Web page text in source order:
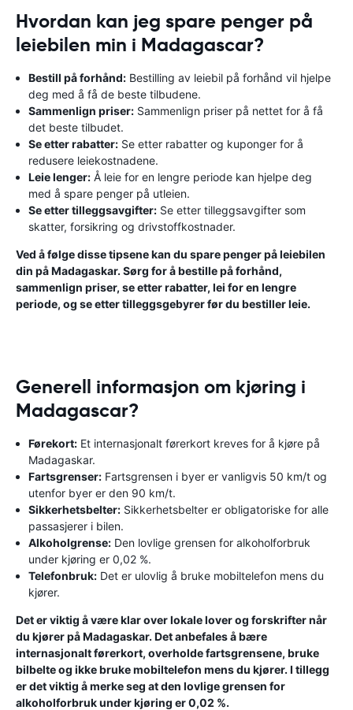
Hvordan kan jeg spare penger på
leiebilen min i Madagascar?
Bestill på forhånd: Bestilling av leiebil på forhånd vil hjelpe
deg med å få de beste tilbudene.
Sammenlign priser: Sammenlign priser på nettet for å få
det beste tilbudet.
Se etter rabatter: Se etter rabatter og kuponger for å
redusere leiekostnadene.
Leie lenger: Å leie for en lengre periode kan hjelpe deg
med å spare penger på utleien.
Se etter tilleggsavgifter: Se etter tilleggsavgifter som
skatter, forsikring og drivstoffkostnader.
Ved å følge disse tipsene kan du spare penger på leiebilen
din på Madagaskar. Sørg for å bestille på forhånd,
sammenlign priser, se etter rabatter, lei for en lengre
periode, og se etter tilleggsgebyrer før du bestiller leie.
Generell informasjon om kjøring i
Madagascar?
Førekort: Et internasjonalt førerkort kreves for å kjøre på
Madagaskar.
Fartsgrenser: Fartsgrensen i byer er vanligvis 50 km/t og
utenfor byer er den 90 km/t.
Sikkerhetsbelter: Sikkerhetsbelter er obligatoriske for alle
passasjerer i bilen.
Alkoholgrense: Den lovlige grensen for alkoholforbruk
under kjøring er 0,02 %.
Telefonbruk: Det er ulovlig å bruke mobiltelefon mens du
kjører.
Det er viktig å være klar over lokale lover og forskrifter når
du kjører på Madagaskar. Det anbefales å bære
internasjonalt førerkort, overholde fartsgrensene, bruke
bilbelte og ikke bruke mobiltelefon mens du kjører. I tillegg
er det viktig å merke seg at den lovlige grensen for
alkoholforbruk under kjøring er 0,02 %.